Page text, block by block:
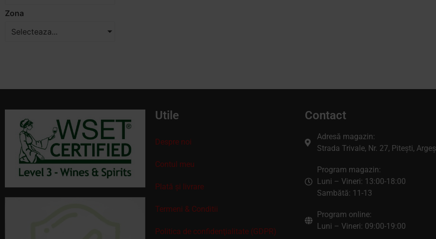
Zona
Selecteaza...
Utile
Despre noi
Contul meu
Plată și livrare
Termeni & Conditii
Politica de confidenţialitate (GDPR)
Contact
Adresă magazin:
Strada Trivale, Nr. 27, Pitești, Argeș
Program magazin:
Luni – Vineri: 13:00-18:00
Sambătă: 11-13
Program online:
Luni – Vineri: 09:00-19:00